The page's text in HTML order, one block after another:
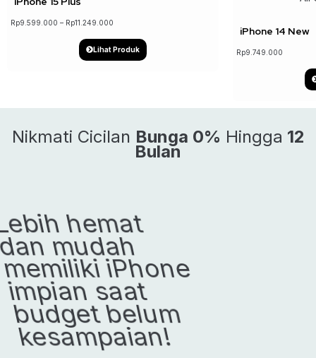
Rp9.599.000 – Rp11.249.000
Lihat Produk
iPhone 14 New
Rp9.749.000
Nikmati Cicilan Bunga 0% Hingga 12
Bulan
Lebih hemat
dan mudah
memiliki iPhone
impian saat
budget belum
kesampaian!